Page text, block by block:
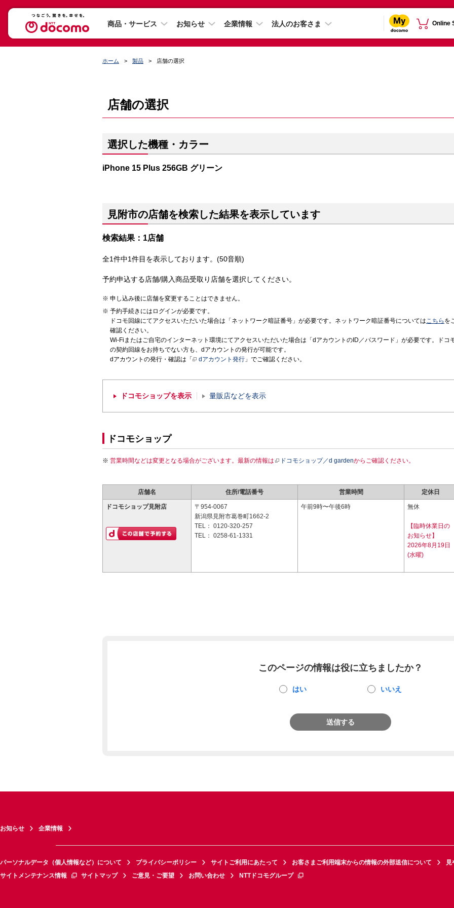
商品・サービス お知らせ 企業情報 法人のお客さま Online
ホーム 製品 店舗の選択
店舗の選択
選択した機種・カラー
iPhone 15 Plus 256GB グリーン
見附市の店舗を検索した結果を表示しています
検索結果：1店舗
全1件中1件目を表示しております。(50音順)
予約申込する店舗/購入商品受取り店舗を選択してください。
申し込み後に店舗を変更することはできません。
予約手続きにはログインが必要です。
ドコモ回線にてアクセスいただいた場合は「ネットワーク暗証番号」が必要です。ネットワーク暗証番号についてはこちら を
確認ください。
Wi-Fiまたはご自宅のインターネット環境にてアクセスいただいた場合は「dアカウントのID／パスワード」が必要です。ドコ
の契約回線をお持ちでない方も、dアカウントの発行が可能です。
dアカウントの発行・確認は「
dアカウント発行 」でご確認ください。
ドコモショップを表示 量販店などを表示
ドコモショップ
営業時間などは変更となる場合がございます。最新の情報は ドコモショップ／d gardenからご確認ください。
店舗名 住所/電話番号 営業時間 定休日
ドコモショップ見附店
〒954-0067
新潟県見附市葛巻町1662-2
TEL： 0120-320-257
TEL： 0258-61-1331
午前9時〜午後6時 無休
【臨時休業日の
お知らせ】
2026年8月19日
(水曜)
このページの情報は役に立ちましたか？
はい いいえ
送信する
お知らせ 企業情報
パーソナルデータ（個人情報など）について プライバシーポリシー サイトご利用にあたって お客さまご利用端末からの情報の外部送信について
見
サイトメンテナンス情報
サイトマップ ご意見・ご要望 お問い合わせ NTTドコモグループ